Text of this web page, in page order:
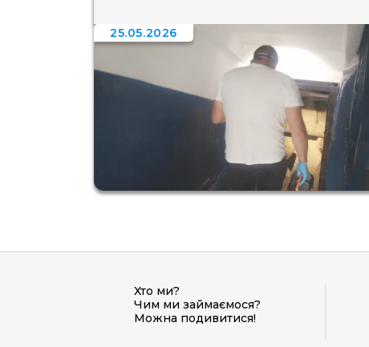
25.05.2026
Хто ми?
Чим ми займаємося?
Можна подивитися!